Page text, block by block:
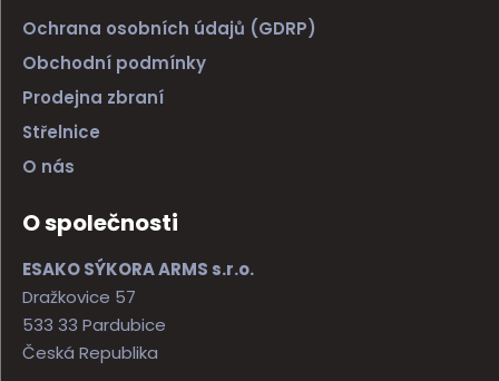
Ochrana osobních údajů (GDRP)
Obchodní podmínky
Prodejna zbraní
Střelnice
O nás
O společnosti
ESAKO SÝKORA ARMS s.r.o.
Dražkovice 57
533 33 Pardubice
Česká Republika